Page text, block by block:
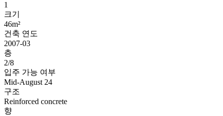
1
크기
46m²
건축 연도
2007-03
층
2/8
입주 가능 여부
Mid-August 24
구조
Reinforced concrete
향